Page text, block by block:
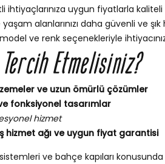
ihtiyaçlarınıza uygun fiyatlarla kaliteli
alanlarınızı daha güvenli ve
ve renk seçenekleriyle
Etmelisiniz?
ve uzun ömürlü çözümler
fonksiyonel tasarımlar
hizmet
hizmet ağı ve uygun fiyat garantisi
ve bahçe kapıları